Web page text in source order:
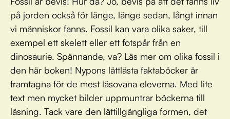
på jorden också för länge, länge sedan, långt innan
vi människor fanns. Fossil kan vara olika saker, till
exempel ett skelett eller ett fotspår från en
dinosaurie. Spännande, va? Läs mer om olika fossil i
den här boken! Nypons lättlästa faktaböcker är
framtagna för de mest läsovana eleverna. Med lite
text men mycket bilder uppmuntrar böckerna till
läsning. Tack vare den lättillgängliga formen, det